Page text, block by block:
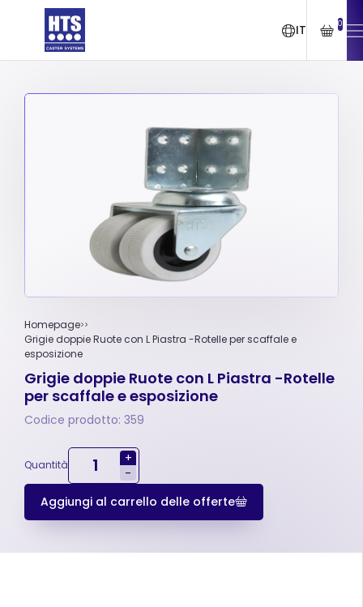
IT 0
Homepage
Grigie doppie Ruote con L Piastra -Rotelle per scaffale e
esposizione
Grigie doppie Ruote con L Piastra -Rotelle
per scaffale e esposizione
Codice prodotto: 359
Quantità
+
-
Aggiungi al carrello delle offerte